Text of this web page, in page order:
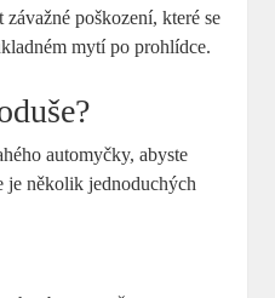
závažné poškození, které se
mytí po prohlídce.
automyčky, abyste
je několik jednoduchých